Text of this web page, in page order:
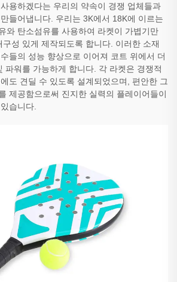
용하겠다는 우리의 약속이 경쟁 업체들과
들어냅니다. 우리는 3K에서 18K에 이르는
와 탄소섬유를 사용하여 라켓이 가볍기만
성 있게 제작되도록 합니다. 이러한 소재
들의 성능 향상으로 이어져 코트 위에서 더
파워를 가능하게 합니다. 각 라켓은 경쟁적
도 견딜 수 있도록 설계되었으며, 편안한 그
제공함으로써 진지한 실력의 플레이어들이
습니다.